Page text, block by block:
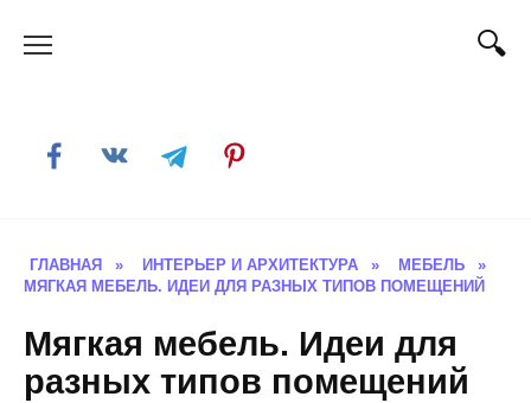
ГЛАВНАЯ » ИНТЕРЬЕР И АРХИТЕКТУРА » МЕБЕЛЬ
»
МЯГКАЯ МЕБЕЛЬ. ИДЕИ ДЛЯ РАЗНЫХ ТИПОВ ПОМЕЩЕНИЙ
Мягкая мебель. Идеи для
разных типов помещений